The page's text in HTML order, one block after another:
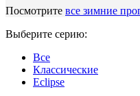
Посмотрите все зимние
Выберите серию:
Все
Классические
Eclipse